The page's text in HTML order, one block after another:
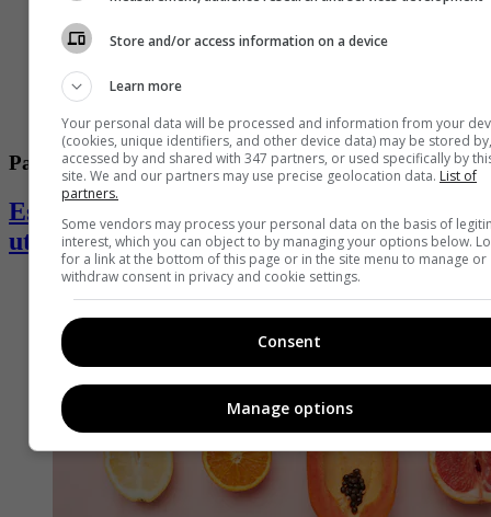
Parejas
Estos son los juguetes sexuales que más
utilizan las parejas en Colombia
Store and/or access information on a device
Learn more
Your personal data will be processed and information from your
(cookies, unique identifiers, and other device data) may be stored by,
accessed by and shared with 347 partners, or used specifically by
site. We and our partners may use precise geolocation data. List of
partners.
Some vendors may process your personal data on the basis of
interest, which you can object to by managing your options below.
for a link at the bottom of this page or in the site menu to manage or
withdraw consent in privacy and cookie settings.
Consent
Manage options